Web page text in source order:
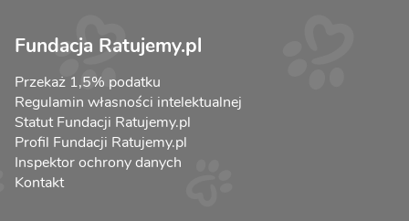
Fundacja Ratujemy.pl
Przekaż 1,5% podatku
Regulamin własności intelektualnej
Statut Fundacji Ratujemy.pl
Profil Fundacji Ratujemy.pl
Inspektor ochrony danych
Kontakt